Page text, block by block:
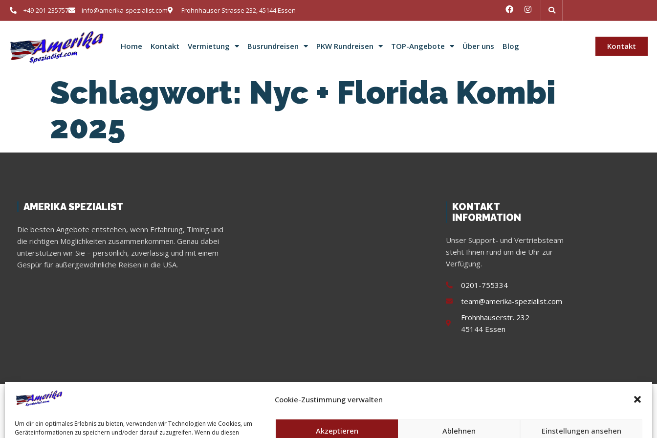
Cookie-Zustimmung verwalten
Um dir ein optimales Erlebnis zu bieten, verwenden wir Technologien wie Cookies, um
Geräteinformationen zu speichern und/oder darauf zuzugreifen. Wenn du diesen
Akzeptieren Ablehnen Einstellungen ansehen
+49-201-235757 info@amerika-spezialist.com Frohnhauser Strasse 232, 45144 Essen
Home Kontakt Vermietung Busrundreisen PKW Rundreisen TOP-Angebote Über uns Blog Kontakt
Schlagwort: Nyc + Florida Kombi
2025
AMERIKA SPEZIALIST
Die besten Angebote entstehen, wenn Erfahrung, Timing und
die richtigen Möglichkeiten zusammenkommen. Genau dabei
unterstützen wir Sie – persönlich, zuverlässig und mit einem
Gespür für außergewöhnliche Reisen in die USA.
KONTAKT
INFORMATION
Unser Support- und Vertriebsteam
steht Ihnen rund um die Uhr zur
Verfügung.
0201-755334
team@amerika-spezialist.com
Frohnhauserstr. 232
45144 Essen